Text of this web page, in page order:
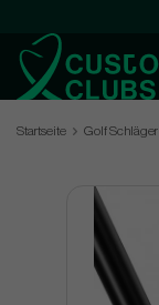
Startseite Golf Schläger